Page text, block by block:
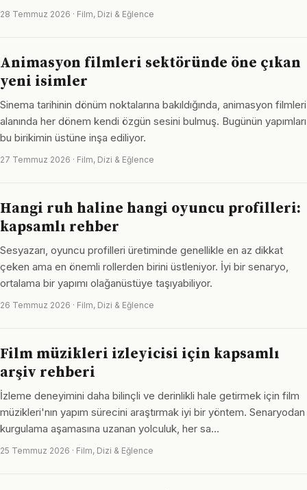
28 Temmuz 2026 · Film, Dizi & Eğlence
Animasyon filmleri sektöründe öne çıkan
yeni isimler
Sinema tarihinin dönüm noktalarına bakıldığında, animasyon filmleri
alanında her dönem kendi özgün sesini bulmuş. Bugünün yapımları
bu birikimin üstüne inşa ediliyor.
27 Temmuz 2026 · Film, Dizi & Eğlence
Hangi ruh haline hangi oyuncu profilleri:
kapsamlı rehber
Sesyazarı, oyuncu profilleri üretiminde genellikle en az dikkat
çeken ama en önemli rollerden birini üstleniyor. İyi bir senaryo,
ortalama bir yapımı olağanüstüye taşıyabiliyor.
26 Temmuz 2026 · Film, Dizi & Eğlence
Film müzikleri izleyicisi için kapsamlı
arşiv rehberi
İzleme deneyimini daha bilinçli ve derinlikli hale getirmek için film
müzikleri'nın yapım sürecini araştırmak iyi bir yöntem. Senaryodan
kurgulama aşamasına uzanan yolculuk, her sa…
25 Temmuz 2026 · Film, Dizi & Eğlence